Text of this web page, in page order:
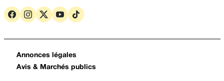
Annonces légales
Avis & Marchés publics